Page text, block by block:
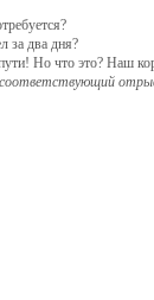
за два дня?
Но что это? Наш